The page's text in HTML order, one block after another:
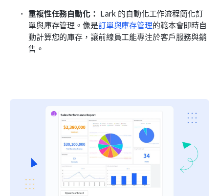
重複性任務自動化： Lark 的自動化工作流程簡化訂
單與庫存管理。像是訂單與庫存管理的範本會即時自
動計算您的庫存，讓前線員工能專注於客戶服務與銷
售。